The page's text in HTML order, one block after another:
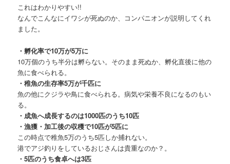
これはわかりやすい!!
なんでこんなにイワシが死ぬのか、コンパニオンが説明してくれ
ました。
・孵化率で10万が5万に
10万個のうち半分は孵らない。そのまま死ぬか、孵化直後に他の
魚に食べられる。
・稚魚の生存率5万が千匹に
魚の他にクジラや鳥に食べられる。病気や栄養不良になるのもい
る。
・成魚へ成長するのは1000匹のうち10匹
・漁獲・加工後の収穫で10匹が5匹に
この時点で稚魚5万のうち5匹しか捕れない。
港でアジ釣りをしているおじさんは貴重なのか？。
・5匹のうち食卓へは3匹